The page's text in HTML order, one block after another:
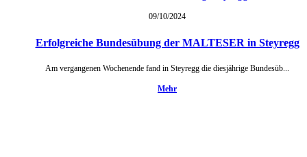
09/10/2024
Erfolgreiche Bundesübung der MALTESER in Steyregg
Am vergangenen Wochenende fand in Steyregg die diesjährige Bundesüb...
Mehr